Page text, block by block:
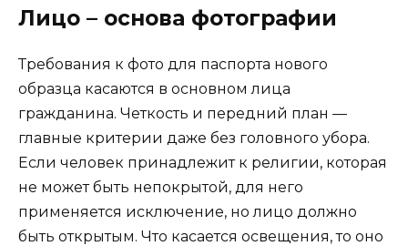
Лицо – основа фотографии
Требования к фото для паспорта нового
образца касаются в основном лица
гражданина. Четкость и передний план —
главные критерии даже без головного убора.
Если человек принадлежит к религии, которая
не может быть непокрытой, для него
применяется исключение, но лицо должно
быть открытым. Что касается освещения, то оно